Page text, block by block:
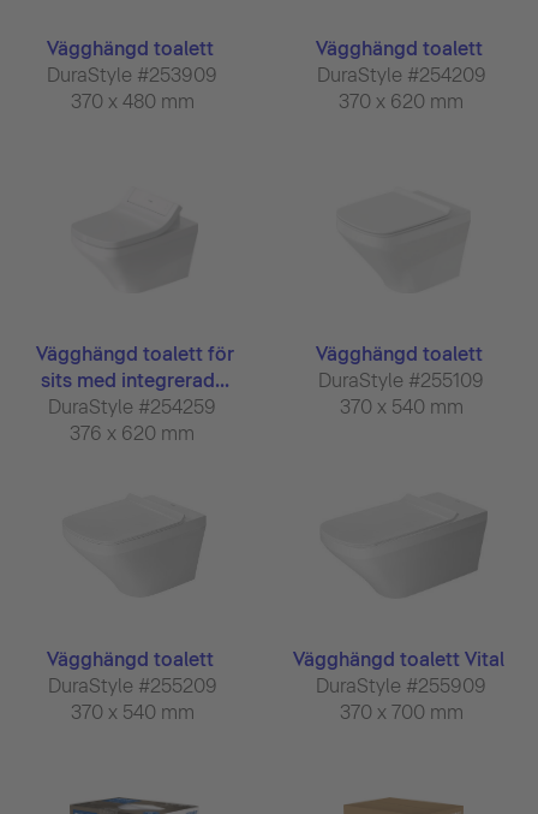
Vägghängd toalett
DuraStyle #253909
370 x 480 mm
Vägghängd toalett
DuraStyle #254209
370 x 620 mm
Vägghängd toalett för
sits med integrerad...
DuraStyle #254259
376 x 620 mm
Vägghängd toalett
DuraStyle #255109
370 x 540 mm
Vägghängd toalett
DuraStyle #255209
370 x 540 mm
Vägghängd toalett Vital
DuraStyle #255909
370 x 700 mm